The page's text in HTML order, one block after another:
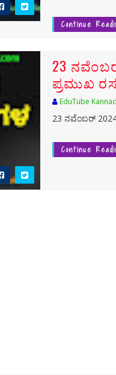
Continue
23
ಪ್ರಮುಖ
EduTube
23 ನವೆಂಬರ್ 2024
Continue